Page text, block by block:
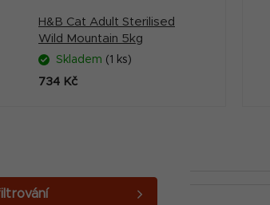
H&B Cat Adult Sterilised
Wild Mountain 5kg
Skladem (1 ks)
734 Kč